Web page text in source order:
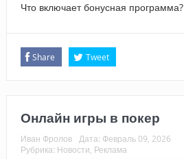
Что включает бонусная программа?
Share Tweet
Онлайн игры в покер
Иван Фролов Дата: Февраль 09, 2026
Рубрика: Новости, Реклама